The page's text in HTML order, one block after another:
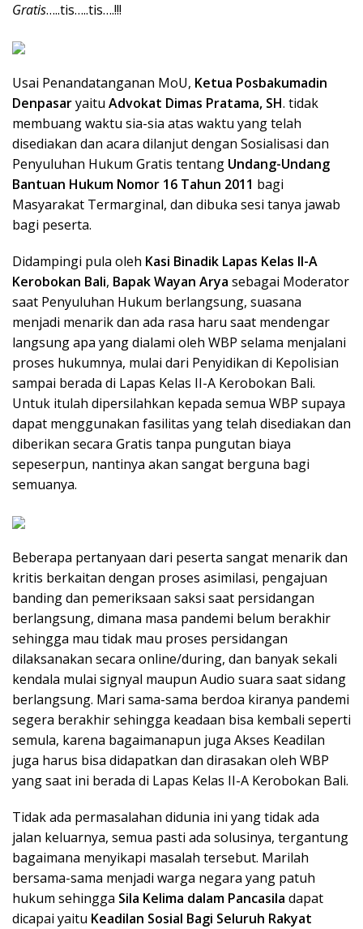
Gratis…..tis…..tis….!!!
Usai Penandatanganan MoU, Ketua Posbakumadin
Denpasaryaitu Advokat Dimas Pratama, SH. tidak
membuang waktu sia-sia atas waktu yang telah
disediakan dan acara dilanjut dengan Sosialisasi dan
Penyuluhan Hukum Gratis tentang Undang-Undang
Bantuan Hukum Nomor 16 Tahun 2011 bagi
Masyarakat Termarginal, dan dibuka sesi tanya jawab
bagi peserta.
Didampingi pula oleh Kasi Binadik Lapas Kelas II-A
Kerobokan Bali, Bapak Wayan Arya sebagai Moderator
saat Penyuluhan Hukum berlangsung, suasana
menjadi menarik dan ada rasa haru saat mendengar
langsung apa yang dialami oleh WBP selama menjalani
proses hukumnya, mulai dari Penyidikan di Kepolisian
sampai berada di Lapas Kelas II-A Kerobokan Bali.
Untuk itulah dipersilahkan kepada semua WBP supaya
dapat menggunakan fasilitas yang telah disediakan dan
diberikan secara Gratis tanpa pungutan biaya
sepeserpun, nantinya akan sangat berguna bagi
semuanya.
Beberapa pertanyaan dari peserta sangat menarik dan
kritis berkaitan dengan proses asimilasi, pengajuan
banding dan pemeriksaan saksi saat persidangan
berlangsung, dimana masa pandemi belum berakhir
sehingga mau tidak mau proses persidangan
dilaksanakan secara online/during, dan banyak sekali
kendala mulai signyal maupun Audio suara saat sidang
berlangsung. Mari sama-sama berdoa kiranya pandemi
segera berakhir sehingga keadaan bisa kembali seperti
semula, karena bagaimanapun juga Akses Keadilan
juga harus bisa didapatkan dan dirasakan oleh WBP
yang saat ini berada di Lapas Kelas II-A Kerobokan Bali.
Tidak ada permasalahan didunia ini yang tidak ada
jalan keluarnya, semua pasti ada solusinya, tergantung
bagaimana menyikapi masalah tersebut. Marilah
bersama-sama menjadi warga negara yang patuh
hukum sehingga Sila Kelima dalam Pancasila dapat
dicapai yaitu Keadilan Sosial Bagi Seluruh Rakyat